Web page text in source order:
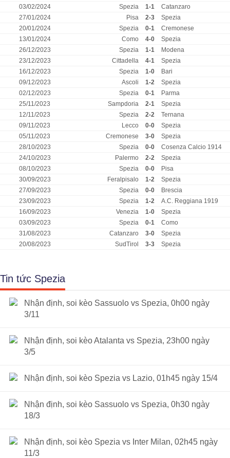
03/02/2024
Spezia 1-1
Catanzaro
27/01/2024
Pisa 2-3
Spezia
20/01/2024
Spezia 0-1
Cremonese
13/01/2024
Como 4-0
Spezia
26/12/2023
Spezia 1-1
Modena
23/12/2023
Cittadella 4-1
Spezia
16/12/2023
Spezia 1-0
Bari
09/12/2023
Ascoli 1-2
Spezia
02/12/2023
Spezia 0-1
Parma
25/11/2023
Sampdoria 2-1
Spezia
12/11/2023
Spezia 2-2
Ternana
09/11/2023
Lecco 0-0
Spezia
05/11/2023
Cremonese 3-0
Spezia
28/10/2023
Spezia 0-0
Cosenza Calcio 1914
24/10/2023
Palermo 2-2
Spezia
08/10/2023
Spezia 0-0
Pisa
30/09/2023
Feralpisalo 1-2
Spezia
27/09/2023
Spezia 0-0
Brescia
23/09/2023
Spezia 1-2
A.C. Reggiana 1919
16/09/2023
Venezia 1-0
Spezia
03/09/2023
Spezia 0-1
Como
31/08/2023
Catanzaro 3-0
Spezia
20/08/2023
SudTirol 3-3 Spezia
Tin tức Spezia
Nhận định, soi kèo Sassuolo vs Spezia, 0h00 ngày
3/11
Nhận định, soi kèo Atalanta vs Spezia, 23h00 ngày
3/5
Nhận định, soi kèo Spezia vs Lazio, 01h45 ngày 15/4
Nhận định, soi kèo Sassuolo vs Spezia, 0h30 ngày
18/3
Nhận định, soi kèo Spezia vs Inter Milan, 02h45 ngày
11/3